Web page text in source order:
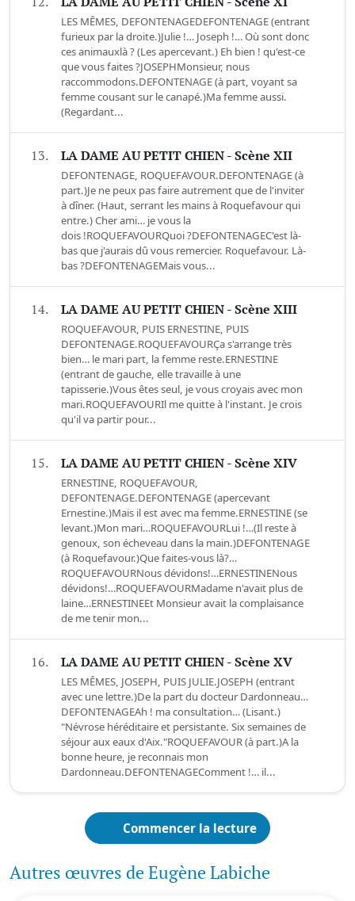
LES MÊMES, DEFONTENAGEDEFONTENAGE (entrant
furieux par la droite.)Julie !… Joseph !… Où sont donc
ces animauxlà ? (Les apercevant.) Eh bien ! qu'est-ce
que vous faites ?JOSEPHMonsieur, nous
raccommodons.DEFONTENAGE (à part, voyant sa
femme cousant sur le canapé.)Ma femme aussi.
(Regardant...
13. LA DAME AU PETIT CHIEN - Scène XII
DEFONTENAGE, ROQUEFAVOUR.DEFONTENAGE (à
part.)Je ne peux pas faire autrement que de l'inviter
à dîner. (Haut, serrant les mains à Roquefavour qui
entre.) Cher ami… je vous la
dois !ROQUEFAVOURQuoi ?DEFONTENAGEC'est là-
bas que j'aurais dû vous remercier. Roquefavour. Là-
bas ?DEFONTENAGEMais vous...
14. LA DAME AU PETIT CHIEN - Scène XIII
ROQUEFAVOUR, PUIS ERNESTINE, PUIS
DEFONTENAGE.ROQUEFAVOURÇa s'arrange très
bien… le mari part, la femme reste.ERNESTINE
(entrant de gauche, elle travaille à une
tapisserie.)Vous êtes seul, je vous croyais avec mon
mari.ROQUEFAVOURIl me quitte à l'instant. Je crois
qu'il va partir pour...
15. LA DAME AU PETIT CHIEN - Scène XIV
ERNESTINE, ROQUEFAVOUR,
DEFONTENAGE.DEFONTENAGE (apercevant
Ernestine.)Mais il est avec ma femme.ERNESTINE (se
levant.)Mon mari…ROQUEFAVOURLui !…(Il reste à
genoux, son écheveau dans la main.)DEFONTENAGE
(à Roquefavour.)Que faites-vous là?…
ROQUEFAVOURNous dévidons!…ERNESTINENous
dévidons!…ROQUEFAVOURMadame n'avait plus de
laine…ERNESTINEEt Monsieur avait la complaisance
de me tenir mon...
16. LA DAME AU PETIT CHIEN - Scène XV
LES MÊMES, JOSEPH, PUIS JULIE.JOSEPH (entrant
avec une lettre.)De la part du docteur Dardonneau…
DEFONTENAGEAh ! ma consultation… (Lisant.)
"Névrose héréditaire et persistante. Six semaines de
séjour aux eaux d'Aix."ROQUEFAVOUR (à part.)A la
bonne heure, je reconnais mon
Dardonneau.DEFONTENAGEComment !… il...
Commencer la lecture
Autres œuvres de Eugène Labiche